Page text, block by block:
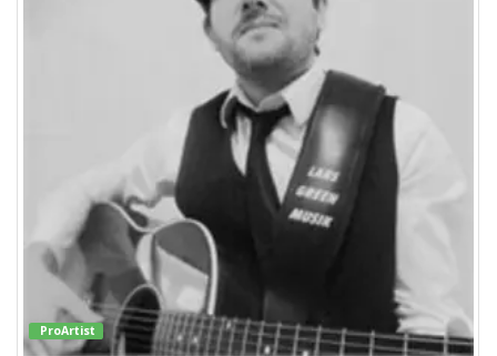
ProArtist